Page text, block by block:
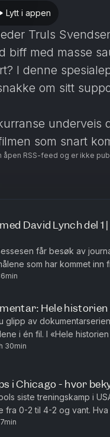
Lytt i appen
Truls
biff med masse
I denne
om sitt
underveis
som snart
Svendsen
kan man
selv som
gang gått for
etter TV 2-
Anfield
han ble
utover
Dalglish-filmen
helter
Alonso som
spillere
RSS-feed og er ikke
David Lynch del 1
får besøk av
som har kommet inn
Lynch snakker vi om
Hele historien
glipp av
i én fil. I «Hele
fra en tidlig alder,
30min
i Chicago - hvor
siste treningskamp i
fra 0-2 til 4-2 og vant.
Hvem har